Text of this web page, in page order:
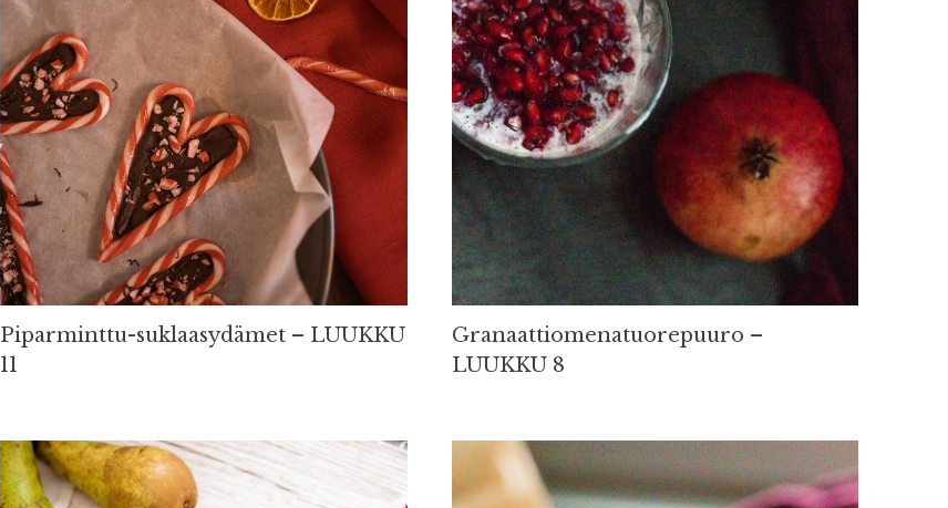
Piparminttu-suklaasydämet – LUUKKU
11
Granaattiomenatuorepuuro –
LUUKKU 8